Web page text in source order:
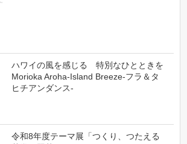
ハワイの風を感じる 特別なひとときを
Morioka Aroha-Island Breeze-フラ＆タ
ヒチアンダンス-
令和8年度テーマ展「つくり、つたえる